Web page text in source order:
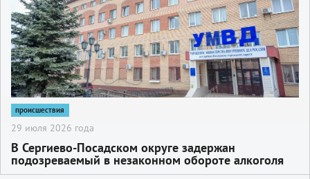
происшествия
29 июля 2026 года
В Сергиево-Посадском округе задержан
подозреваемый в незаконном обороте алкоголя